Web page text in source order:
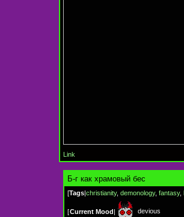
Link
Б-г как храмовый бес
[Tags christianity, demonology, fantasy,
[Current Mood devious